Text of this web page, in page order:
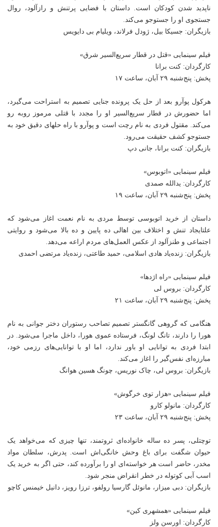
ناپدید شدن کودکان است. داستان با فضایی پرتنش و رازآلود، روال
جستجوی او را جستوجو می‌کند.
بازیگران: جسیکا بیل، ژودل فرلاند، ویلیام بی دایویس
فیلم سینمایی «قتل در قطار سریع‌السیر شرق»
کارگردان: کنت برانا
پخش: پنج‌شنبه ۲۹ آبان، ساعت ۱۷
هرکول پوآرو بعد از حل یک پرونده جنایی تصمیم به استراحت می‌گیرد،
اما حضورش در قطار سریع‌السیر او را مجدد با قتلی مرموز روبه رو
می‌کند. مقتول فردی به نام رچت است و پوآرو با راه حلهای دقیق خود به
جستوجو کشف حقیقت می‌رود.
بازیگران: کنت برانا، جانی دپ
فیلم سینمایی «اتوبوس»
کارگردان: یدالله صمدی
پخش: پنج‌شنبه ۲۹ آبان، ساعت ۱۹
داستان از خرید اتوبوسی توسط مردی به نام نعمت اغاز می‌شود که
علتایجاد تنش و اختلاف بین اهالی ده پایین و ده بالا می‌شود و روایتی
اجتماعی و طنزآلود از عکس العمل‌های مردم اراعه می‌دهد.
بازیگران: زنده‌یاد هادی اسلامی، حمید طاعتی، زنده‌یاد مرتضی احمدی
فیلم سینمایی «راه اژدها»
کارگردان: بروس لی
پخش: پنج‌شنبه ۲۹ آبان، ساعت ۲۱
هنگامی که گروهی گانگستر تصمیم تصاحب رستوران دختر جوانی به نام
هورا را دارند، تانگ لونگ، فرستاده عموی هورا، داخل ماجرا می‌شود. در
ابتدا فردی به توانایی او باور ندارد، اما او با توانایی‌های رزمی خود،
مبارزه‌ای نفس‌گیر را اغاز می‌کند.
بازیگران: بروس لی، چاک نوریس، چونگ هسین هوانگ
فیلم سینمایی «هزار توی خرگوش»
کارگردان: مانولو کارو
پخش: پنج‌شنبه ۲۹ آبان، ساعت ۲۳
توچتلی، پسر ده ساله خانواده‌ای ثروتمند، تنها چیزی که می‌خواهد یک
حیوان شگفت برای باغ وحش خانگی‌اش است. پدرش، سلطان مواد
مخدر، حاضر است هر خواسته‌ای او را برآورده کند، حتی اگر به خرید یک
اسب آبی کوتوله در خطر انقراض منجر شود.
بازیگران: دبی میزار، مانوئل گارسیا رولفو، ترزا رویز، دانیل خیمنس کاچو
فیلم سینمایی «همشهری کین»
کارگردان: اورسن ولز